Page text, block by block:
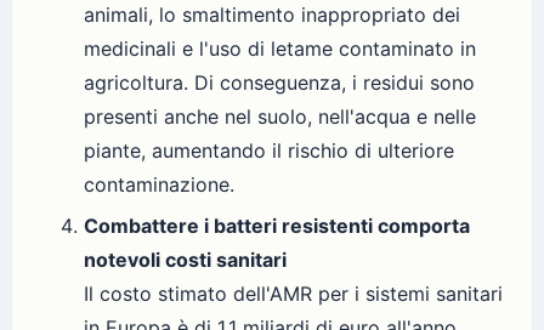
animali, lo smaltimento inappropriato dei
medicinali e l'uso di letame contaminato in
agricoltura. Di conseguenza, i residui sono
presenti anche nel suolo, nell'acqua e nelle
piante, aumentando il rischio di ulteriore
contaminazione.
Combattere i batteri resistenti comporta
notevoli costi sanitari
Il costo stimato dell'AMR per i sistemi sanitari